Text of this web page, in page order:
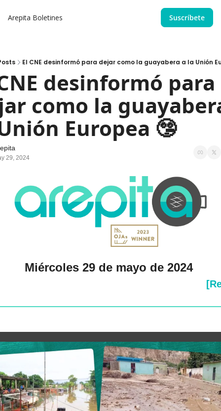
Arepita Boletines Suscríbete
El CNE desinformó para dejar como la guayabera a la Unión
desinformó para
como la
Europea 🤥
29, 2024
Miércoles 29 de mayo de 2024